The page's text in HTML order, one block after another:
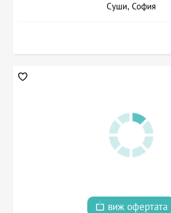
Суши, София
виж офертата